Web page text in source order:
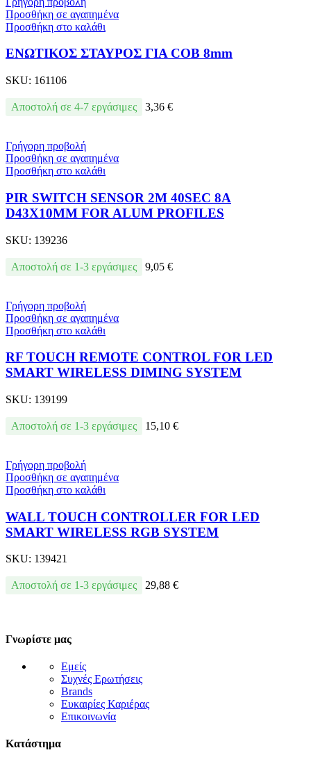
Προσθήκη σε αγαπημένα
Προσθήκη στο καλάθι
ΕΝΩΤΙΚΟΣ ΣΤΑΥΡΟΣ ΓΙΑ COB 8mm
SKU: 161106
Αποστολή σε 4-7 εργάσιμες 3,36 €
Γρήγορη προβολή
Προσθήκη σε αγαπημένα
Προσθήκη στο καλάθι
PIR SWITCH SENSOR 2M 40SEC 8A
D43X10MM FOR ALUM PROFILES
SKU: 139236
Αποστολή σε 1-3 εργάσιμες 9,05 €
Γρήγορη προβολή
Προσθήκη σε αγαπημένα
Προσθήκη στο καλάθι
RF TOUCH REMOTE CONTROL FOR LED
SMART WIRELESS DIMING SYSTEM
SKU: 139199
Αποστολή σε 1-3 εργάσιμες 15,10 €
Γρήγορη προβολή
Προσθήκη σε αγαπημένα
Προσθήκη στο καλάθι
WALL TOUCH CONTROLLER FOR LED
SMART WIRELESS RGB SYSTEM
SKU: 139421
Αποστολή σε 1-3 εργάσιμες 29,88 €
Γνωρίστε μας
Εμείς
Συχνές Ερωτήσεις
Brands
Ευκαιρίες Καριέρας
Επικοινωνία
Κατάστημα